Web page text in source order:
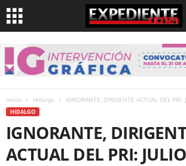
Inicio Hidalgo IGNORANTE, DIRIGENTE ACTUAL DEL PRI:
HIDALGO
IGNORANTE,
ACTUAL DEL PRI: